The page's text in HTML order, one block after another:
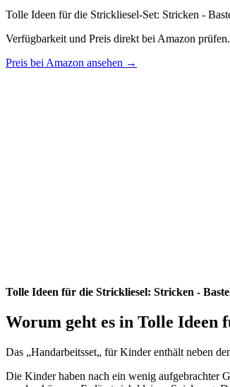
Tolle Ideen für die Strickliesel-Set: Stricken -
Verfügbarkeit und Preis direkt bei Amazon prüfen.
Preis bei Amazon ansehen →
Tolle Ideen für die Strickliesel: Stricken -
Worum geht es in Tolle Ideen
Das „Handarbeitsset„ für Kinder enthält neben
Die Kinder haben nach ein wenig aufgebrachter